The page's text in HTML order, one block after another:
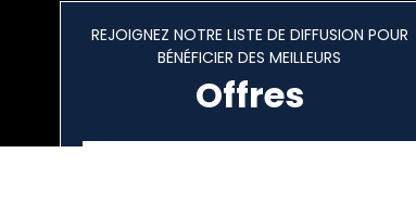
REJOIGNEZ NOTRE LISTE DE DIFFUSION POUR
BÉNÉFICIER DES MEILLEURS
Offres